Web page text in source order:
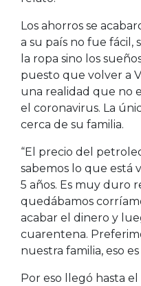
Los ahorros se
a su país no fue fácil,
la ropa sino los
puesto que volver a
una realidad que no
el coronavirus. La
cerca de su familia.
“El precio del
sabemos lo que está
5 años. Es muy duro
quedábamos
acabar el dinero y
cuarentena.
nuestra familia, eso
Por eso llegó hasta